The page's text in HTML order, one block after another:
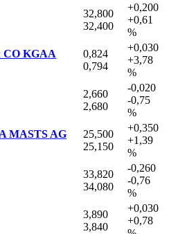
32,800
32,400
+0,200
+0,61
%
CO KGAA
0,824
0,794
+0,030
+3,78
%
2,660
2,680
-0,020
-0,75
%
MASTS AG
25,500
25,150
+0,350
+1,39
%
33,820
34,080
-0,260
-0,76
%
3,890
3,840
+0,030
+0,78